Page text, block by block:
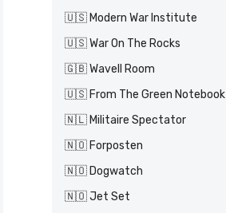
🇺🇸 Modern War Institute
🇺🇸 War On The Rocks
🇬🇧 Wavell Room
🇺🇸 From The Green Notebook
🇳🇱 Militaire Spectator
🇳🇴 Forposten
🇳🇴 Dogwatch
🇳🇴 Jet Set